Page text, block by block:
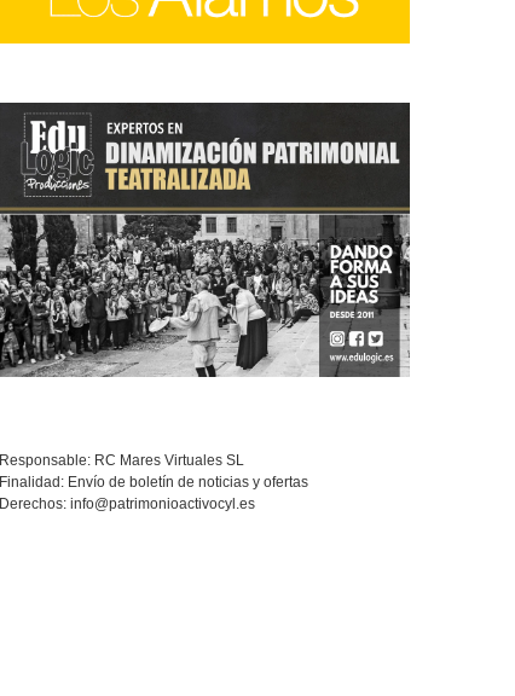
Responsable: RC Mares Virtuales SL
Finalidad: Envío de boletín de noticias y ofertas
Derechos: info@patrimonioactivocyl.es